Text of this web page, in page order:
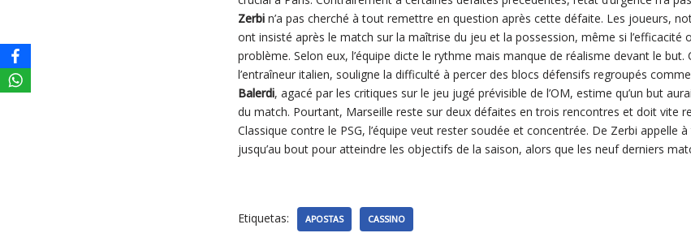
Zerbin’a pas cherché à tout remettre en question après cette défaite. Les joueurs,
ont insisté après le match sur la maîtrise du jeu et la possession, même si l’efficacité
problème. Selon eux, l’équipe dicte le rythme mais manque de réalisme devant le
l’entraîneur italien, souligne la difficulté à percer des blocs défensifs regroupés
Balerdi, agacé par les critiques sur le jeu jugé prévisible de l’OM, estime qu’un but
du match. Pourtant, Marseille reste sur deux défaites en trois rencontres et doit vite
Classique contre le PSG, l’équipe veut rester soudée et concentrée. De Zerbi appelle
jusqu’au bout pour atteindre les objectifs de la saison, alors que les neuf derniers
Etiquetas: APOSTAS CASSINO